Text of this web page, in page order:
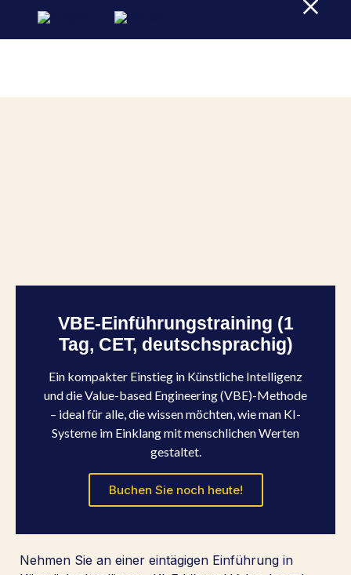
VBE-Einführungstraining (1
Tag, CET, deutschsprachig)
Ein kompakter Einstieg in Künstliche Intelligenz
und die Value-based Engineering (VBE)-Methode
– ideal für alle, die wissen möchten, wie man KI-
Systeme im Einklang mit menschlichen Werten
gestaltet.
Buchen Sie noch heute!
Nehmen Sie an einer eintägigen Einführung in